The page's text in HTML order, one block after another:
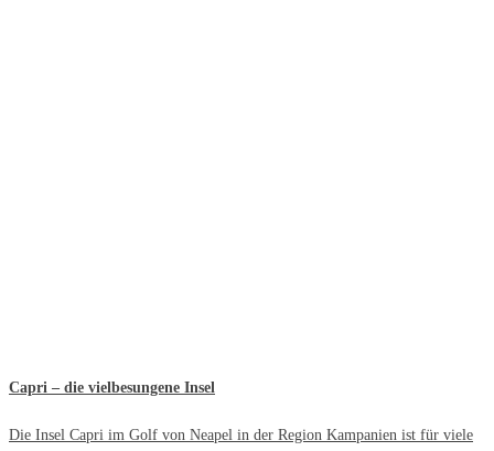
Capri – die vielbesungene Insel
Die Insel Capri im Golf von Neapel in der Region Kampanien ist für viele